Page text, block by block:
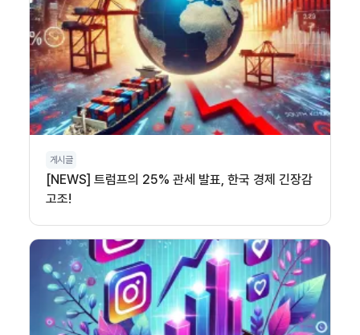
게시글
[NEWS] 트럼프의 25% 관세 발표, 한국 경제 긴장감
고조!